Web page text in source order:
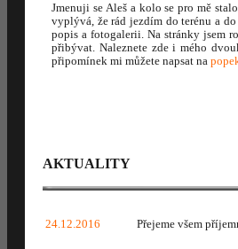
Jmenuji se Aleš a kolo se pro mě
vyplývá, že rád jezdím do terénu a
popis a fotogalerii. Na stránky jsem
přibývat. Naleznete zde i mého
připomínek mi můžete napsat na
AKTUALITY
24.12.2016 Přejeme všem